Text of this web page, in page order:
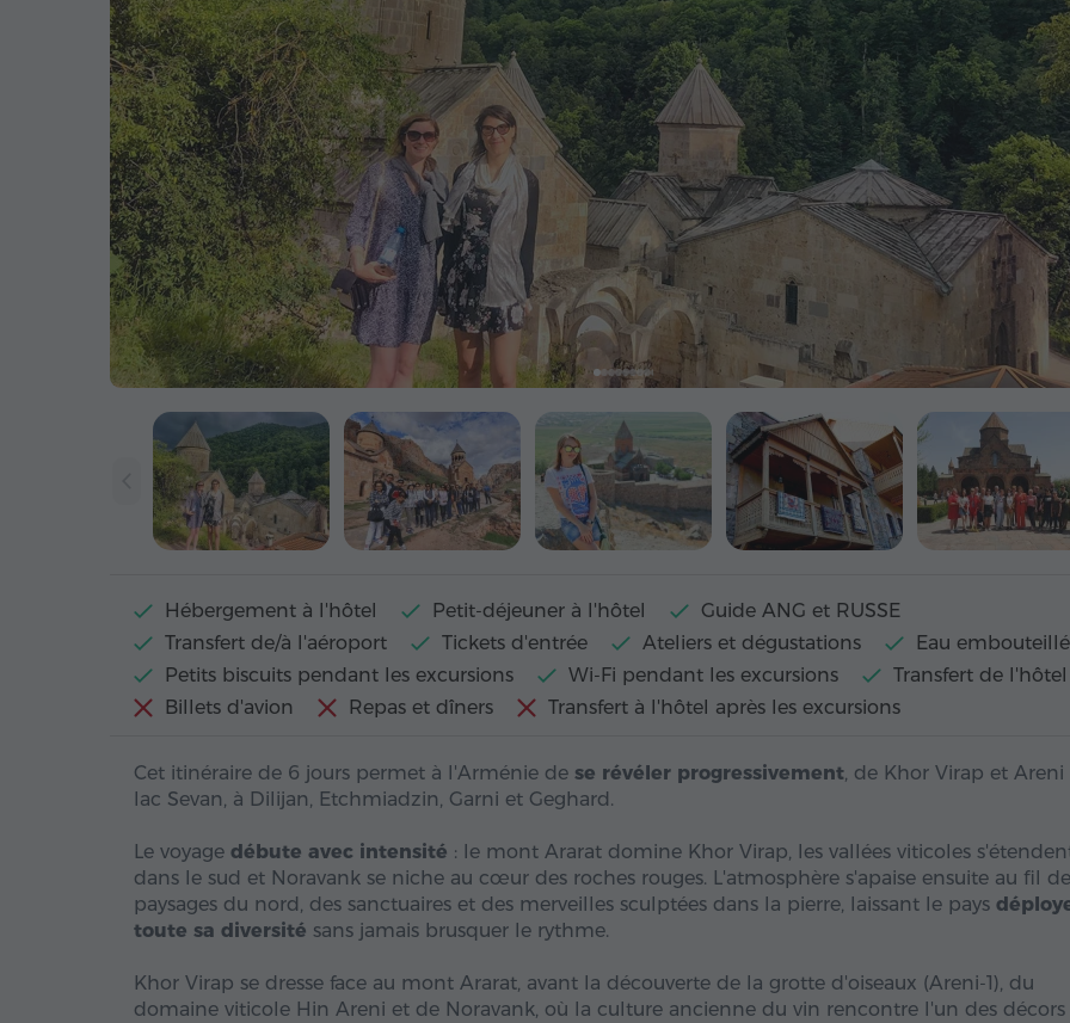
Hébergement à l'hôtel Petit-déjeuner à l'hôtel
Guide ANG et RUSSE
Transfert de/à l'aéroport
Tickets d'entrée Ateliers et dégustations
Eau
Petits biscuits pendant les excursions
Wi-Fi pendant les excursions
Transfert de l'hôtel
Billets d'avion
Repas et dîners Transfert à l'hôtel après les excursions
Cet itinéraire de 6 jours permet à l'Arménie de se révéler progressivement, de Khor Virap et Areni
lac Sevan, à Dilijan, Etchmiadzin, Garni et Geghard.
Le voyage débute avec intensité : le mont Ararat domine Khor Virap, les vallées viticoles
dans le sud et Noravank se niche au cœur des roches rouges. L'atmosphère s'apaise ensuite au fil
paysages du nord, des sanctuaires et des merveilles sculptées dans la pierre, laissant le pays
toute sa diversité sans jamais brusquer le rythme.
Khor Virap se dresse face au mont Ararat, avant la découverte de la grotte d'oiseaux (Areni-1), du
domaine viticole Hin Areni et de Noravank, où la culture ancienne du vin rencontre l'un des décors